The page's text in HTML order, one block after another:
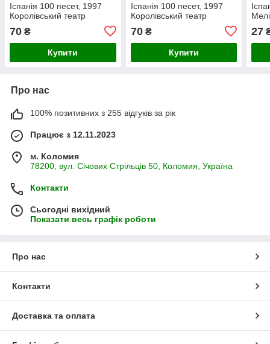
Іспанія 100 песет, 1997
Королівський театр
70 ₴
Купити
Іспанія 100 песет, 1997
Королівський театр
70₴
Купити
27
Про нас
100% позитивних з 255 відгуків за рік
Працює з 12.11.2023
м. Коломия
78200, вул. Січових Стрільців 50, Коломия, Україна
Контакти
Сьогодні вихідний
Показати весь графік роботи
Про нас
Контакти
Доставка та оплата